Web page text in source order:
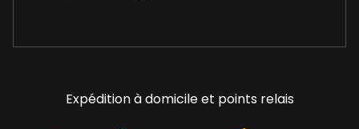
Expédition à domicile et points relais